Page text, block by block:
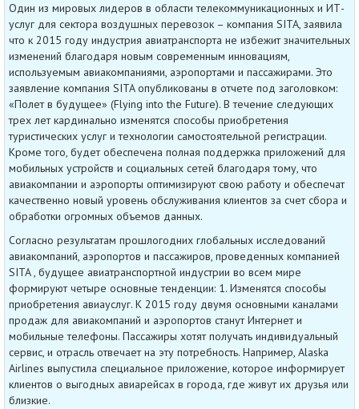
Один из мировых лидеров в области телекоммуникационных и ИТ-
услуг для сектора воздушных перевозок – компания SITA, заявила
что к 2015 году индустрия авиатранспорта не избежит значительных
изменений благодаря новым современным инновациям,
используемым авиакомпаниями, аэропортами и пассажирами. Это
заявление компания SITA опубликованы в отчете под заголовком:
«Полет в будущее» (Flying into the Future). В течение следующих
трех лет кардинально изменятся способы приобретения
туристических услуг и технологии самостоятельной регистрации.
Кроме того, будет обеспечена полная поддержка приложений для
мобильных устройств и социальных сетей благодаря тому, что
авиакомпании и аэропорты оптимизируют свою работу и обеспечат
качественно новый уровень обслуживания клиентов за счет сбора и
обработки огромных объемов данных.
Согласно результатам прошлогодних глобальных исследований
авиакомпаний, аэропортов и пассажиров, проведенных компанией
SITA , будущее авиатранспортной индустрии во всем мире
формируют четыре основные тенденции: 1. Изменятся способы
приобретения авиауслуг. К 2015 году двумя основными каналами
продаж для авиакомпаний и аэропортов станут Интернет и
мобильные телефоны. Пассажиры хотят получать индивидуальный
сервис, и отрасль отвечает на эту потребность. Например, Alaska
Airlines выпустила специальное приложение, которое информирует
клиентов о выгодных авиарейсах в города, где живут их друзья или
близкие.